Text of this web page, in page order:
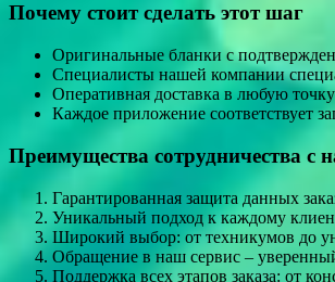
Почему стоит сделать этот шаг
Оригинальные бланки с
Специалисты нашей компании
Оперативная доставка в любую
Каждое приложение соответствует
Преимущества сотрудничества с
Гарантированная защита данных
Уникальный подход к каждому
Широкий выбор: от техникумов до
Обращение в наш сервис –
Поддержка всех этапов заказа: от